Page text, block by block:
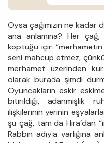
Oysa çağımızın ne kadar
ana anlamına? Her
koptuğu için “merhametin
seni mahcup etmez,
merhamet üzerinden
olarak burada şimdi
Oyuncakların eskir
bitirildiği, adanmışlık
ilişkilerinin yerinin
şu çağ, tam da Hira’dan
Rabbin adıyla varlığına